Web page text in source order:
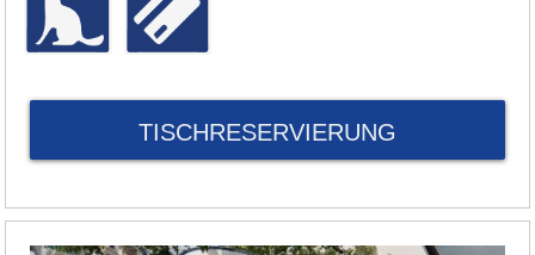
TISCHRESERVIERUNG